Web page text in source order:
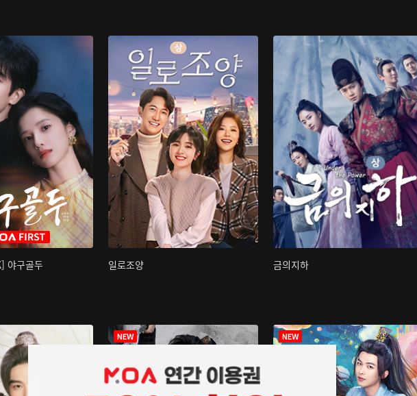
야구골두 일로조양 금의지하